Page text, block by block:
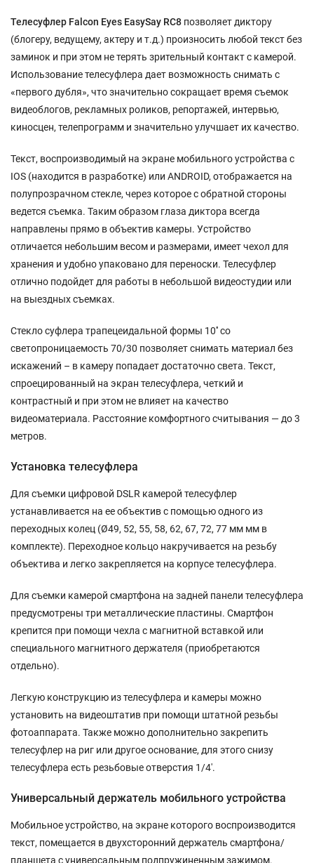
Телесуфлер Falcon Eyes EasySay RC8 позволяет диктору
(блогеру, ведущему, актеру и т.д.) произносить любой текст без
заминок и при этом не терять зрительный контакт с камерой.
Использование телесуфлера дает возможность снимать с
«первого дубля», что значительно сокращает время съемок
видеоблогов, рекламных роликов, репортажей, интервью,
киносцен, телепрограмм и значительно улучшает их качество.
Текст, воспроизводимый на экране мобильного устройства с
IOS (находится в разработке) или ANDROID, отображается на
полупрозрачном стекле, через которое с обратной стороны
ведется съемка. Таким образом глаза диктора всегда
направлены прямо в объектив камеры. Устройство
отличается небольшим весом и размерами, имеет чехол для
хранения и удобно упаковано для переноски. Телесуфлер
отлично подойдет для работы в небольшой видеостудии или
на выездных съемках.
Стекло суфлера трапецеидальной формы 10'' со
светопроницаемость 70/30 позволяет снимать материал без
искажений – в камеру попадает достаточно света. Текст,
спроецированный на экран телесуфлера, четкий и
контрастный и при этом не влияет на качество
видеоматериала. Расстояние комфортного считывания — до 3
метров.
Установка телесуфлера
Для съемки цифровой DSLR камерой телесуфлер
устанавливается на ее объектив с помощью одного из
переходных колец (Ø49, 52, 55, 58, 62, 67, 72, 77 мм мм в
комплекте). Переходное кольцо накручивается на резьбу
объектива и легко закрепляется на корпусе телесуфлера.
Для съемки камерой смартфона на задней панели телесуфлера
предусмотрены три металлические пластины. Смартфон
крепится при помощи чехла с магнитной вставкой или
специального магнитного держателя (приобретаются
отдельно).
Легкую конструкцию из телесуфлера и камеры можно
установить на видеоштатив при помощи штатной резьбы
фотоаппарата. Также можно дополнительно закрепить
телесуфлер на риг или другое основание, для этого снизу
телесуфлера есть резьбовые отверстия 1/4'.
Универсальный держатель мобильного устройства
Мобильное устройство, на экране которого воспроизводится
текст, помещается в двухсторонний держатель смартфона/
планшета с универсальным подпружиненным зажимом.